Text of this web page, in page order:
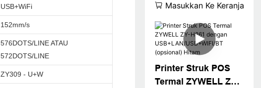
Pemotong Otomatis
Masukkan Ke Keranjang
Printer Struk POS
Termal ZYWELL ZY-
USB+WiFi
152mm/s
576DOTS/LINE ATAU
572DOTS/LINE
ZY309 - U+W